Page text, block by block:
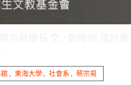
東海大學 社會系 蔡宗易